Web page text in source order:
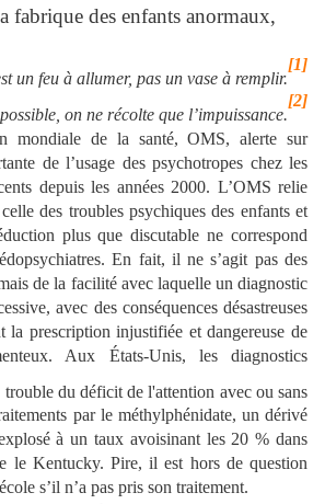
fabrique des enfants anormaux,
un feu à allumer, pas un vase à remplir.
[1]
on ne récolte que l’impuissance.
[2]
mondiale de la santé, OMS, alerte sur
de l’usage des psychotropes chez les
depuis les années 2000. L’OMS relie
des troubles psychiques des enfants et
plus que discutable ne correspond
En fait, il ne s’agit pas des
de la facilité avec laquelle un diagnostic
avec des conséquences désastreuses
la prescription injustifiée et dangereuse de
Aux États-Unis, les diagnostics
, trouble du déficit de l'attention avec ou sans
par le méthylphénidate, un dérivé
à un taux avoisinant les 20 % dans
le Kentucky. Pire, il est hors de question
s’il n’a pas pris son traitement.